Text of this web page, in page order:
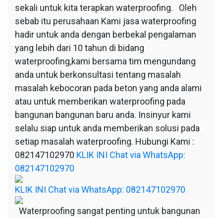
sekali untuk kita terapkan waterproofing. Oleh
sebab itu perusahaan Kami jasa waterproofing
hadir untuk anda dengan berbekal pengalaman
yang lebih dari 10 tahun di bidang
waterproofing,kami bersama tim mengundang
anda untuk berkonsultasi tentang masalah
masalah kebocoran pada beton yang anda alami
atau untuk memberikan waterproofing pada
bangunan bangunan baru anda. Insinyur kami
selalu siap untuk anda memberikan solusi pada
setiap masalah waterproofing. Hubungi Kami :
082147102970 KLIK INI Chat via WhatsApp:
082147102970
KLIK INI Chat via WhatsApp: 082147102970
Waterproofing sangat penting untuk bangunan